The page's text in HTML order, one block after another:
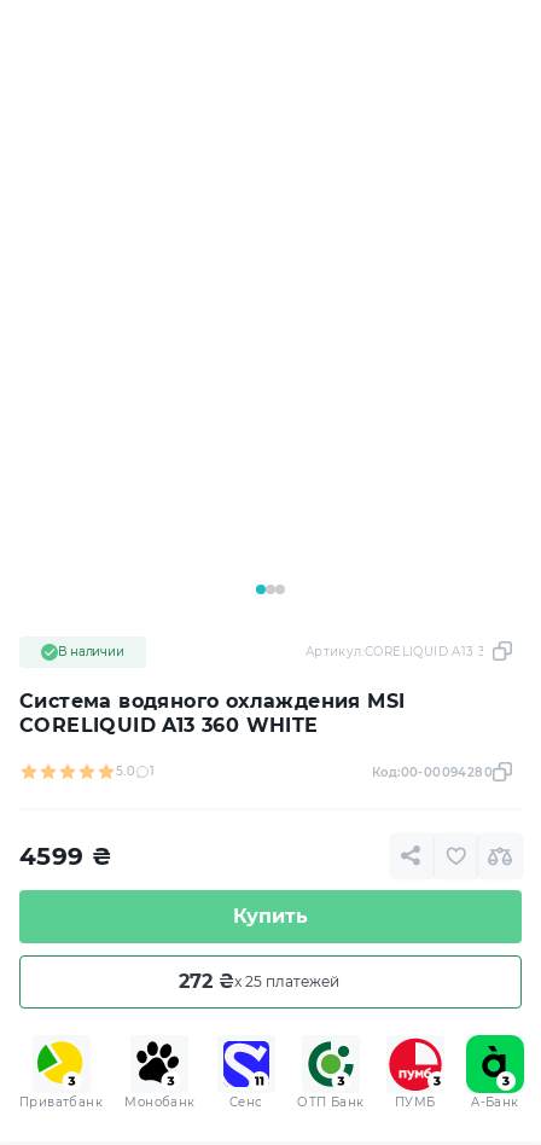
Система водяного охлаждения MSI
CORELIQUID A13 360 WHITE
В наличии Артикул:CORELIQUID A13 360
5.0 1 Код:00-00094280
4599 ₴
Купить
272 ₴x 25 платежей
Приватбанк Монобанк Сенс ОТП Банк ПУМБ A-Банк